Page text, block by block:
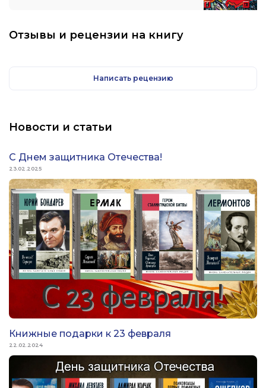
Отзывы и рецензии на книгу
Написать рецензию
Новости и статьи
С Днем защитника Отечества!
23.02.2025
Книжные подарки к 23 февраля
22.02.2024